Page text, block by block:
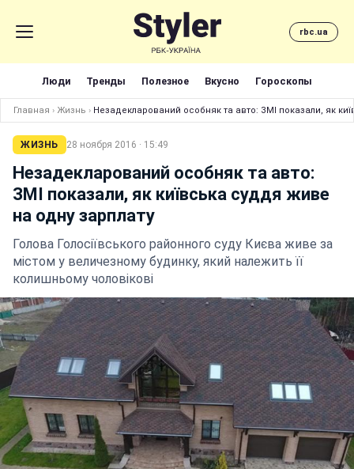
rbc.ua
Люди Тренды Полезное Вкусно Гороскопы
Главная › Жизнь › Незадекларований особняк та авто: ЗМІ показали, як
ЖИЗНЬ 28 ноября 2016 · 15:49
Незадекларований особняк та авто:
ЗМІ показали, як київська суддя живе
на одну зарплату
Голова Голосіївського районного суду Києва живе за
містом у величезному будинку, який належить її
колишньому чоловікові